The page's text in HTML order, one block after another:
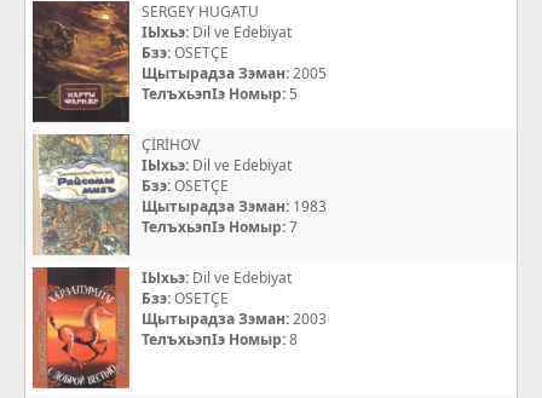
SERGEY HUGATU
IЫхьэ: Dil ve Edebiyat
Бзэ:OSETÇE
Щытырадза Зэман:2005
ТелъхьэпIэ Номыр: 5
ÇİRİHOV
IЫхьэ: Dil ve Edebiyat
Бзэ:OSETÇE
Щытырадза Зэман: 1983
ТелъхьэпIэ Номыр:7
IЫхьэ: Dil ve Edebiyat
Бзэ:OSETÇE
Щытырадза Зэман:2003
ТелъхьэпIэ Номыр:8